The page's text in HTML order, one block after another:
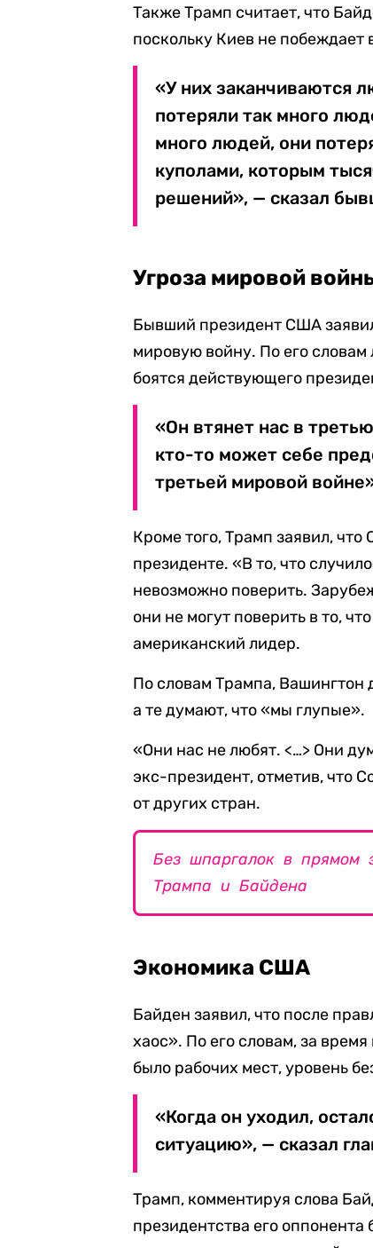
Также Трамп считает, что
поскольку Киев не побеждает
«У них заканчиваются
потеряли так много
много людей, они
куполами, которым
решений», — сказал
Угроза мировой
Бывший президент США
мировую войну. По его
боятся действующего
«Он втянет нас в
кто-то может себе
третьей мировой
Кроме того, Трамп заявил,
президенте. «В то, что
невозможно поверить.
они не могут поверить в то,
американский лидер.
По словам Трампа, Вашингтон
а те думают, что «мы глупые».
«Они нас не любят. <…> Они
экс-президент, отметив, что
от других стран.
Без шпаргалок в прямом
Трампа и Байдена
Экономика США
Байден заявил, что после
хаос». По его словам, за
было рабочих мест, уровень
«Когда он уходил,
ситуацию», — сказал
Трамп, комментируя слова
президентства его